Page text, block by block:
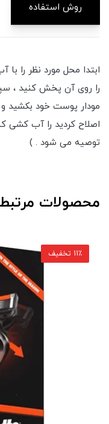
روش استفاده
ابتدا محل مورد نظر را
را روی آن پخش کنید ،
مودار پوست خود بکشید و
اصلاح کردید را آب کشی
توصیه می شود . )
محصولات مرتبط
11٪ تخفیف